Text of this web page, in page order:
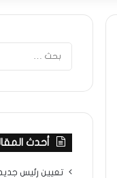
أحدث
تعيين رئيس